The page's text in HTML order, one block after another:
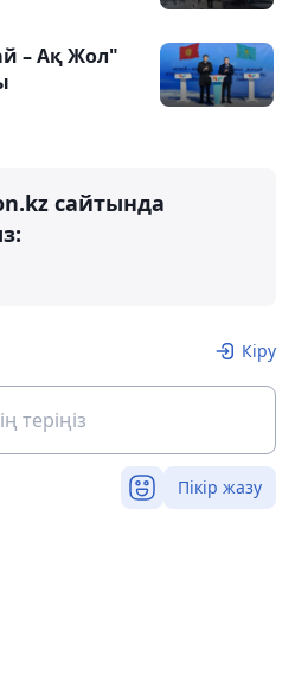
– Ақ Жол"
сайтында
Кіру
Пікір жазу